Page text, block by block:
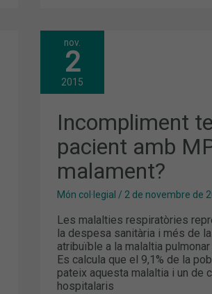
nov.
2
2015
Incompliment
pacient amb
malament?
Món col·legial / 2 de novembre de
Les malalties respiratòries
la despesa sanitària i més de
atribuïble a la malaltia
Es calcula que el 9,1% de la
pateix aquesta malaltia i un de
hospitalaris
INCOMPLIMENT
TERAPÈUTIC
DEL
PACIENT
AMB
FEM
MALAMENT?